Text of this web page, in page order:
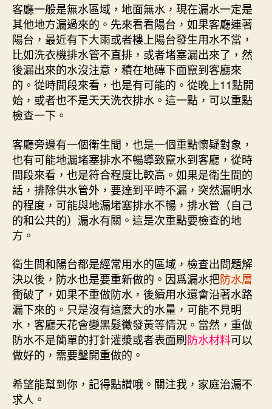
客廳一般是無水區域，地面無水，現在漏水一定是
其他地方漏過來的。先來看看陽台，如果客廳連著
陽台，最近有下大雨或者樓上陽台發生用水不當，
比如洗衣機排水管不直排，或者堵塞漏出來了，然
後漏出來的水沒注意，積在地磚下面竄到客廳來
的。從時間段來看，也是有可能的。從晚上11點開
始，或者也不是天天洗衣排水。這一點，可以重點
檢查一下。
客廳旁邊有一個衛生間，也是一個重點懷疑對象，
也有可能地漏堵塞排水不暢導致竄水到客廳，從時
間段來看，也是符合程度比較高。如果是衛生間的
話，排除供水管外，要達到平時不漏，突然漏明水
的程度，可能與地漏堵塞排水不暢，排水管（自己
的和公共的）漏水有關。這是次重點要檢查的地
方。
衛生間和陽台都是經常用水的區域，檢查出問題解
決以後，防水也是要重新做的。因爲漏水把防水層
衝破了，如果不重做防水，後續用水還會沿著水路
漏下來的。只是沒有這麼大的水量，可能不見明
水，客廳天花會變黑髮黴發黃等情況。當然，重做
防水不是簡單的打針灌漿或者表面刷防水材料可以
做好的，需要鑿開重做的。
希望能幫到你，記得點讚哦。關注我，家庭治漏不
求人。